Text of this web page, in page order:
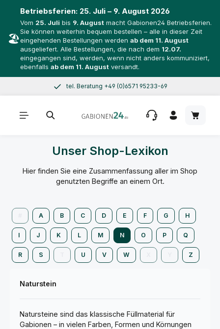
🏖️
Betriebsferien: 25. Juli – 9. August 2026
Vom 25. Juli bis 9. August macht Gabionen24 Betriebsferien.
Sie können weiterhin bequem bestellen – alle in dieser Zeit
eingehenden Bestellungen werden ab dem 11. August
ausgeliefert. Alle Bestellungen, die nach dem 12.07.
eingegangen sind, werden, wenn nicht anders kommuniziert,
ebenfalls ab dem 11. August versandt.
Zum Hauptinhalt springentel. Beratung +49 (0)6571 95233-69
Unser Shop-Lexikon
Hier finden Sie eine Zusammenfassung aller im Shop
genutzten Begriffe an einem Ort.
A B C D E F G H
I J K L M N O P Q
R S U V W Z
Naturstein
Natursteine sind das klassische Füllmaterial für
Gabionen – in vielen Farben, Formen und Körnungen